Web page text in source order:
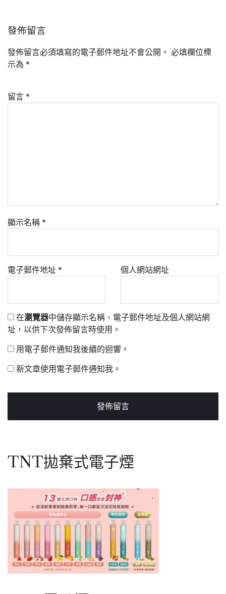
發佈留言
發佈留言必須填寫的電子郵件地址不會公開。 必填欄位標
示為 *
留言 *
顯示名稱 *
電子郵件地址 * 個人網站網址
在瀏覽器中儲存顯示名稱、電子郵件地址及個人網站網
址，以供下次發佈留言時使用。
用電子郵件通知我後續的迴響。
新文章使用電子郵件通知我。
TNT拋棄式電子煙